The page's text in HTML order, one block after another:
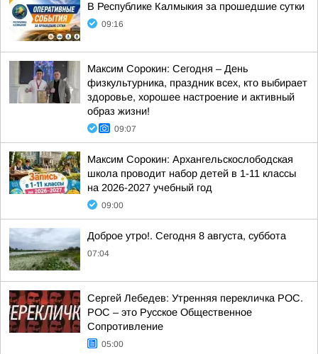
В Республике Калмыкия за прошедшие сутки
09:16
Максим Сорокин: Сегодня – День
физкультурника, праздник всех, кто выбирает
здоровье, хорошее настроение и активный
образ жизни!
09:07
Максим Сорокин: Архангельскослободская
школа проводит набор детей в 1-11 классы
на 2026-2027 учебный год
09:00
Доброе утро!. Сегодня 8 августа, суббота
07:04
Сергей Лебедев: Утренняя перекличка РОС.
РОС – это Русское Общественное
Сопротивление
05:00